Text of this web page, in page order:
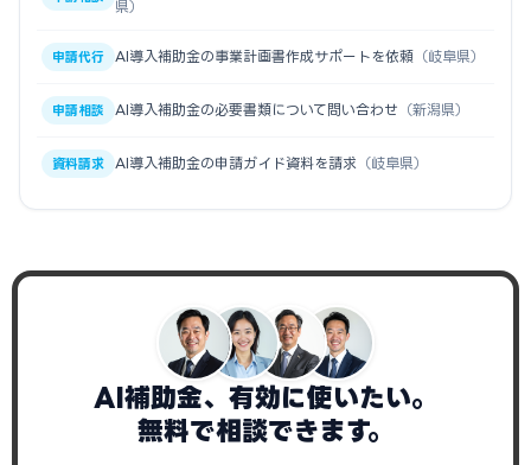
県）
申請代行 AI導入補助金の事業計画書作成サポートを依頼 （岐阜県）
申請相談 AI導入補助金の必要書類について問い合わせ （新潟県）
資料請求 AI導入補助金の申請ガイド資料を請求 （岐阜県）
AI補助金、有効に使いたい。
無料で相談できます。